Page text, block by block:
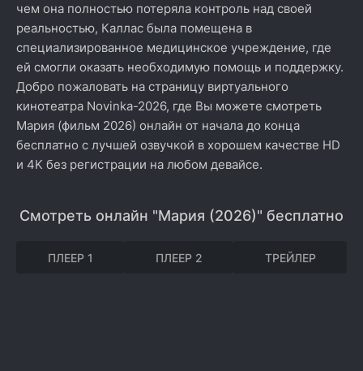
чем она полностью потеряла контроль над своей
реальностью, Каллас была помещена в
специализированное медицинское учреждение, где
ей смогли оказать необходимую помощь и поддержку.
Добро пожаловать на страницу виртуального
кинотеатра Novinka-2026, где Вы можете смотреть
Мария (фильм 2026) онлайн от начала до конца
бесплатно с лучшей озвучкой в хорошем качестве HD
и 4K без регистрации на любом девайсе.
Смотреть онлайн "Мария (2026)" бесплатно
ПЛЕЕР 1 ПЛЕЕР 2 ТРЕЙЛЕР